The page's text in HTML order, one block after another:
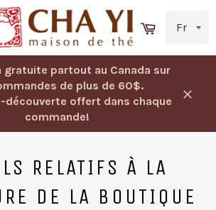
Panier
gratuite partout au Canada sur
de plus de 60$.
découverte offert dans chaque
commande!
RELATIFS À LA
DE LA BOUTIQUE